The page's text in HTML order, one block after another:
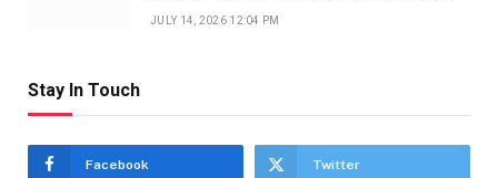
JULY 14, 2026 12:04 PM
Stay In Touch
Facebook Twitter